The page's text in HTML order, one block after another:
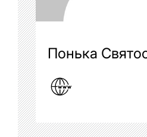
Понька